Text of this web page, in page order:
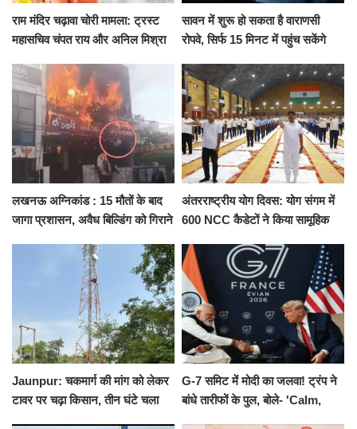
राम मंदिर चढ़ावा चोरी मामला: ट्रस्ट
महासचिव चंपत राय और अनिल मिश्रा
को नहीं...
सावन में शुरू हो सकता है वाराणसी
रोपवे, सिर्फ 15 मिनट में पहुंच सकेंगे
किराया
लखनऊ अग्निकांड : 15 मौतों के बाद
जागा प्रशासन, अवैध बिल्डिंग को गिराने
अंतरराष्ट्रीय योग दिवस: योग संगम में
600 NCC कैडेटों ने किया सामूहिक
संकल्प
Jaunpur: चकमार्ग की मांग को लेकर
टावर पर चढ़ा किसान, तीन घंटे चला
G-7 समिट में मोदी का जलवा! ट्रंप ने
बांधे तारीफों के पुल, बोले- 'Calm,